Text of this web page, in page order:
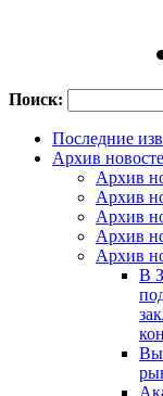
Поиск:
Последние
Архив
Архив
Архив
Архив
Архив
Архив
В